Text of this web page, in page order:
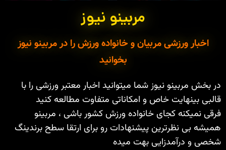
مربینو نیوز
اخبار ورزشی مربیان و خانواده ورزش را در مربینو نیوز
بخوانید
در بخش مربینو نیوز شما میتوانید اخبار معتبر ورزشی را با
قالبی بینهایت خاص و امکاناتی متفاوت مطالعه کنید
فرقی نمیکنه کجای خانواده ورزش کشور باشی ، مربینو
همیشه بی نظرترین پیشنهادات رو برای ارتقا سطح برندینگ
شخصی و درآمدزایی بهت میده